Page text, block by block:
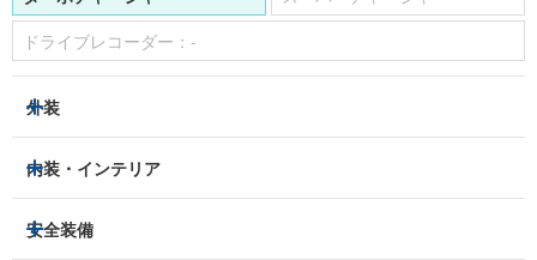
ドライブレコーダー： -
外装
LEDヘッドライト
アルミホイール：あり
内装・インテリア
3列シート
安全装備